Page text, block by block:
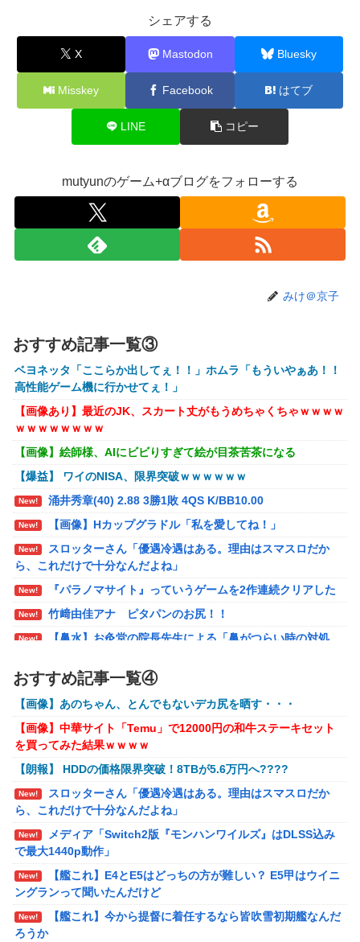
メディア「Switch2版『モンハンワイルズ』はDLSS
込みで最大1440p動作」
【艦これ】E4とE5はどっちの方が難しい？ E5甲はウ
イニングランって聞いたんだけど
New!
【艦これ】今から提督に着任するなら皆吹雪初期艦な
New!
【悲報】風俗嬢やってる女の末路ｗｗｗｗｗｗｗｗｗ
【警告】社会人「スムージーにキウイ皮ごと入れよ。
これ美容にいいんだよね〜」→ 結果…
定！クロロの演劇のせいで2人も無駄死ににwwww
New!
オコエ瑠偉、メキシコに渡って2球団を即クビ→SNS
更新が3ヶ月間止まって消息不明に
New!
町の弁当屋「申し訳ないが消費税1%になったらその
分商品代を値上げするわ」
New!
パパ活不倫を暴露された大物芸人さん(63)、晒された
LINEが面白すぎるｗｗｗｗｗｗｗｗｗ(画像ｱﾘ)
New! 【悲報】黒人、卑怯すぎて炎上するｗｗｗｗ
New!
【悲報】有名漫画家、がんを公表「大腸癌になってし
まいました。肝臓に転移も見られてステージ4です」
New!
【ROBOT魂】 88,000のミーティアが二次も即完売な
の大人気すぎる…
New! ブラッドボーン全クリしたんだが
New!
【ナイトレイン】 舐め腐ったネタビルドで床舐めし
New!
【ウルトラQ】 「ナメゴン」とかいうシリーズ初の宇
宙怪獣
New!
【画像】『金田一少年の事件簿』で好きな死体ランキ
ング１位がこちら！
【ウマ娘】夜に食べるアイスおいち！「きーん」ってする
ち。
【にじさんじ】本日20時から、ののはとあゆゆでコラボ！
部屋作りゲーム、確率で出現するイカを見るとクラッシュす
る不具合が発生
シェアする
X Mastodon Bluesky
Misskey Facebook はてブ
LINE コピー
mutyunのゲーム+αブログをフォローする
みけ＠京子
おすすめ記事一覧③
ベヨネッタ「ここらか出してぇ！！」ホムラ「もういやぁあ！！
高性能ゲーム機に行かせてぇ！」
【画像あり】最近のJK、スカート丈がもうめちゃくちゃｗｗｗｗ
ｗｗｗｗｗｗｗｗ
【画像】絵師様、AIにビビりすぎて絵が目茶苦茶になる
【爆益】 ワイのNISA、限界突破ｗｗｗｗｗｗ
New! 涌井秀章(40) 2.88 3勝1敗 4QS K/BB10.00
New! 【画像】Hカップグラドル「私を愛してね！」
New!
スロッターさん「優遇冷遇はある。理由はスマスロだか
ら、これだけで十分なんだよね」
New! 『パラノマサイト』っていうゲームを2作連続クリアした
New! 竹﨑由佳アナ ピタパンのお尻！！
New!
【鼻水】お灸堂の院長先生による「鼻がつらい時の対処
New!
メディア「Switch2版『モンハンワイルズ』はDLSS込み
で最大1440p動作」
New!
【艦これ】E4とE5はどっちの方が難しい？ E5甲はウイニ
ングランって聞いたんだけど
New!
【艦これ】今から提督に着任するなら皆吹雪初期艦なんだ
ろうか
【ライザのアトリエ】キューズQ「ライザ(ライザリン・シ
ュタウト)ウェディングStyle」フィギュア【予約開始】
New!
【〈物語〉シリーズ】セガ「忍野忍」「斧乃木余接」プラ
イズフィギュア【彩色原型公開】
New!
【バンダイ】「食玩」「プライズ」「ガシャポン」2026年
8月発売商品【発売スケジュール】
New! 結婚相談所職員さん、子なし女にド正論を述べてしまう…
おすすめ記事一覧④
【画像】あのちゃん、とんでもないデカ尻を晒す・・・
【画像】中華サイト「Temu」で12000円の和牛ステーキセット
を買ってみた結果ｗｗｗｗ
【朗報】 HDDの価格限界突破！8TBが5.6万円へ????
New!
スロッターさん「優遇冷遇はある。理由はスマスロだか
ら、これだけで十分なんだよね」
New!
メディア「Switch2版『モンハンワイルズ』はDLSS込み
で最大1440p動作」
New!
【艦これ】E4とE5はどっちの方が難しい？ E5甲はウイニ
ングランって聞いたんだけど
New!
【艦これ】今から提督に着任するなら皆吹雪初期艦なんだ
ろうか